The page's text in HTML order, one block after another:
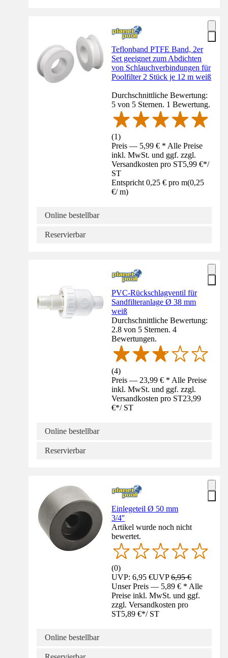
Teflonband PTFE Band, 2er
Set geeignet zum Abdichten
von Schlauchverbindungen für
Poolfilter 2 Stück je 12 m weiß
Durchschnittliche Bewertung:
5 von 5 Sternen. 1 Bewertung.
(1)
Preis — 5,99 € * Alle Preise
inkl. MwSt. und ggf. zzgl.
Versandkosten pro ST5,99 €*/
ST
Entspricht 0,25 € pro m(0,25
€/ m)
Online bestellbar
Reservierbar
PVC-Rückschlagventil für
Sandfilteranlage Ø 38 mm
weiß
Durchschnittliche Bewertung:
2.8 von 5 Sternen. 4
Bewertungen.
(4)
Preis — 23,99 € * Alle Preise
inkl. MwSt. und ggf. zzgl.
Versandkosten pro ST23,99
€*/ ST
Online bestellbar
Reservierbar
Einlegeteil Ø 50 mm
3/4''
Artikel wurde noch nicht
bewertet.
(0)
UVP: 6,95 €UVP6,95 €
Unser Preis — 5,89 € * Alle
Preise inkl. MwSt. und ggf.
zzgl. Versandkosten pro
ST5,89 €*/ ST
Online bestellbar